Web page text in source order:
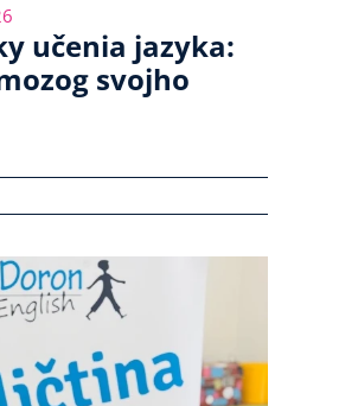
učenia jazyka:
svojho